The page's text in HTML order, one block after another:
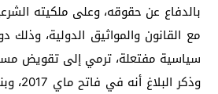
بالدفاع عن حقوقه، وعلى ملكيته
مع القانون والمواثيق الدولية،
سياسية مفتعلة، ترمي إلى تقويض
وذكر